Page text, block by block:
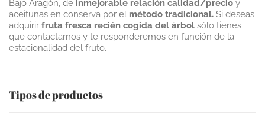
Bajo Aragón, de inmejorable relación calidad/precio y
aceitunas en conserva por el método tradicional. Si deseas
adquirir fruta fresca recién cogida del árbol sólo tienes
que contactarnos y te responderemos en función de la
estacionalidad del fruto.
Tipos de productos